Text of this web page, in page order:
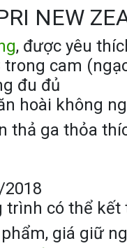
NEW
, được yêu
trong cam
đu đủ
hoài không
thả ga thỏa
trình có thể
giá giữ